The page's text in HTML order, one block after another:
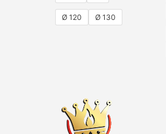
Ø 120 Ø 130